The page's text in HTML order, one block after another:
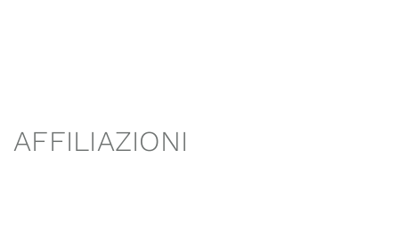
AFFILIAZIONI